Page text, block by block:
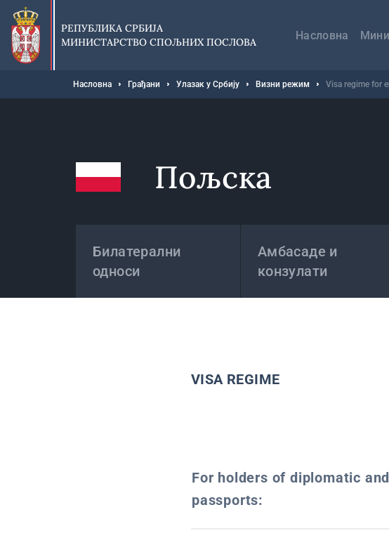
Прескочи
главни
део
садржаја
РЕПУБЛИКА СРБИЈА
МИНИСТАРСТВО СПОЉНИХ ПОСЛОВА
навигација
Насловна
Мрвице
Насловна Грађани Улазак у Србију Визни режим Visa regime for
Пољска
Билатерални
односи
Амбасаде и
конзулати
VISA REGIME
For holders of diplomatic
passports: